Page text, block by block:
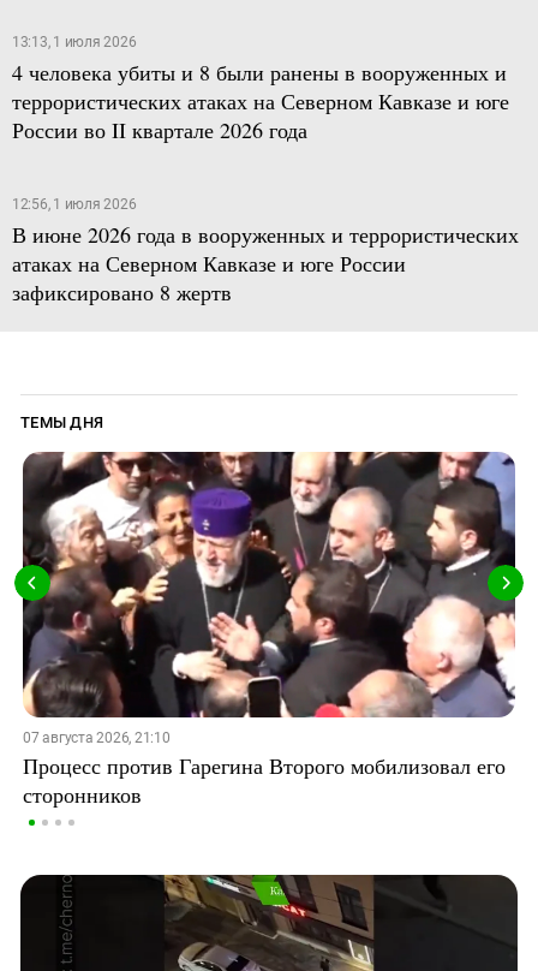
13:13, 1 июля 2026
4 человека убиты и 8 были ранены в вооруженных и
террористических атаках на Северном Кавказе и юге
России во II квартале 2026 года
12:56, 1 июля 2026
В июне 2026 года в вооруженных и террористических
атаках на Северном Кавказе и юге России
зафиксировано 8 жертв
ТЕМЫ ДНЯ
07 августа 2026, 21:10
Процесс против Гарегина Второго мобилизовал его
сторонников